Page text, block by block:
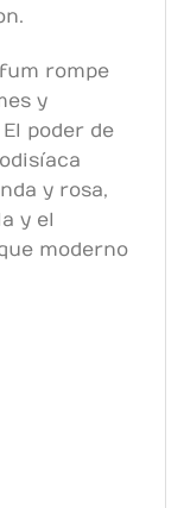
rompe
y
poder de
y rosa,
y el
moderno